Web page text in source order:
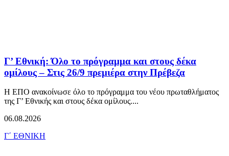
Γ’ Εθνική: Όλο το πρόγραμμα και στους δέκα
ομίλους – Στις 26/9 πρεμιέρα στην Πρέβεζα
Η ΕΠΟ ανακοίνωσε όλο το πρόγραμμα του νέου πρωταθλήματος
της Γ’ Εθνικής και στους δέκα ομίλους....
06.08.2026
Γ΄ ΕΘΝΙΚΗ